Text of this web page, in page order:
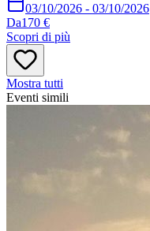
03/10/2026 - 03/10/2026
Da170 €
Scopri di più
Mostra tutti
Eventi simili